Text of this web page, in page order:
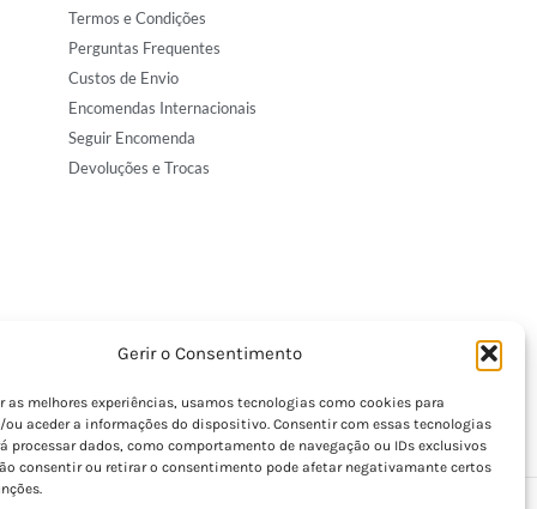
Gerir o Consentimento
as melhores experiências, usamos tecnologias como cookies para
ou aceder a informações do dispositivo. Consentir com essas tecnologias
processar dados, como comportamento de navegação ou IDs exclusivos
consentir ou retirar o consentimento pode afetar negativamante certos
Termos e Condições
Perguntas Frequentes
Custos de Envio
Encomendas Internacionais
Seguir Encomenda
Devoluções e Trocas